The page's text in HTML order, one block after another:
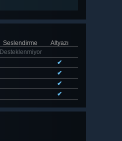
Seslendirme
Altyazı
Desteklenmiyor
✔
✔
✔
✔